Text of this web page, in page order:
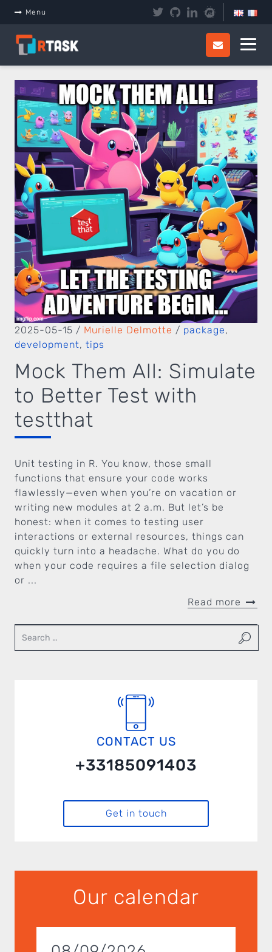
Menu
2025-05-15 / Murielle Delmotte / package,
development, tips
Mock Them All: Simulate
to Better Test with
testthat
Unit testing in R. You know, those small
functions that ensure your code works
flawlessly—even when you’re on vacation or
writing new modules at 2 a.m. But let’s be
honest: when it comes to testing user
interactions or external resources, things can
quickly turn into a headache. What do you do
when your code requires a file selection dialog
or ...
Read more
CONTACT US
+33185091403
Get in touch
Our calendar
Panneau de gestion des cookies